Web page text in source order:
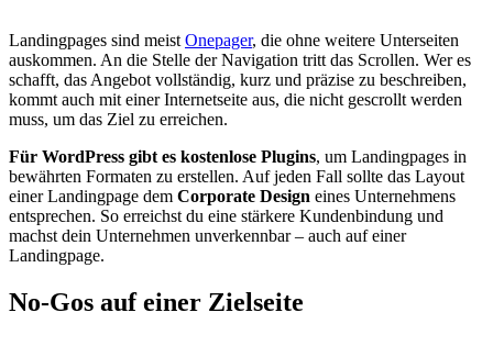
Landingpages sind meist Onepager, die ohne weitere Unterseiten
auskommen. An die Stelle der Navigation tritt das Scrollen. Wer es
schafft, das Angebot vollständig, kurz und präzise zu beschreiben,
kommt auch mit einer Internetseite aus, die nicht gescrollt werden
muss, um das Ziel zu erreichen.
Für WordPress gibt es kostenlose Plugins, um Landingpages in
bewährten Formaten zu erstellen. Auf jeden Fall sollte das Layout
einer Landingpage dem Corporate Design eines Unternehmens
entsprechen. So erreichst du eine stärkere Kundenbindung und
machst dein Unternehmen unverkennbar – auch auf einer
Landingpage.
No-Gos auf einer Zielseite